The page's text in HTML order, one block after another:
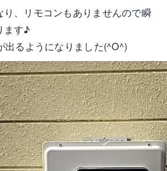
り、リモコンもありませんので瞬
ます♪
出るようになりました(^O^)